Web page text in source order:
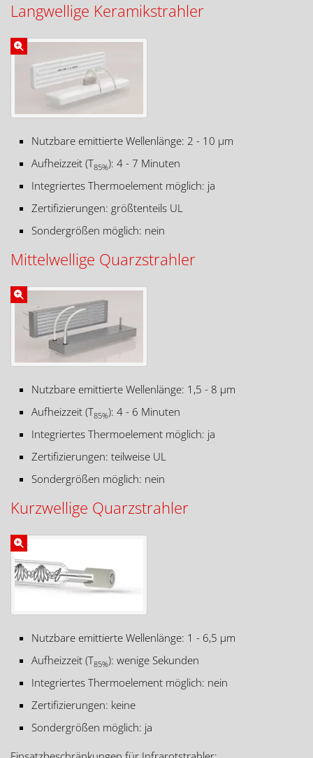
Langwellige Keramikstrahler
Nutzbare emittierte Wellenlänge: 2 - 10 µm
Aufheizzeit (T85%): 4 - 7 Minuten
Integriertes Thermoelement möglich: ja
Zertifizierungen: größtenteils UL
Sondergrößen möglich: nein
Mittelwellige Quarzstrahler
Nutzbare emittierte Wellenlänge: 1,5 - 8 µm
Aufheizzeit (T85%): 4 - 6 Minuten
Integriertes Thermoelement möglich: ja
Zertifizierungen: teilweise UL
Sondergrößen möglich: nein
Kurzwellige Quarzstrahler
Nutzbare emittierte Wellenlänge: 1 - 6,5 µm
Aufheizzeit (T85%): wenige Sekunden
Integriertes Thermoelement möglich: nein
Zertifizierungen: keine
Sondergrößen möglich: ja